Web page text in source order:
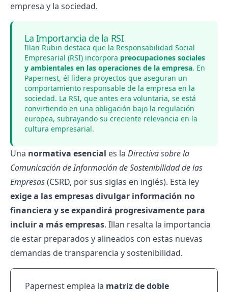
empresa y la sociedad.
La Importancia de la RSI
Illan Rubin destaca que la Responsabilidad Social
Empresarial (RSI) incorpora preocupaciones sociales
y ambientales en las operaciones de la empresa. En
Papernest, él lidera proyectos que aseguran un
comportamiento responsable de la empresa en la
sociedad. La RSI, que antes era voluntaria, se está
convirtiendo en una obligación bajo la regulación
europea, subrayando su creciente relevancia en la
cultura empresarial.
Una normativa esencial es la Directiva sobre la
Comunicación de Información de Sostenibilidad de las
Empresas(CSRD, por sus siglas en inglés). Esta ley
exige a las empresas divulgar información no
financiera y se expandirá progresivamente para
incluir a más empresas. Illan resalta la importancia
de estar preparados y alineados con estas nuevas
demandas de transparencia y sostenibilidad.
Papernest emplea la matriz de doble